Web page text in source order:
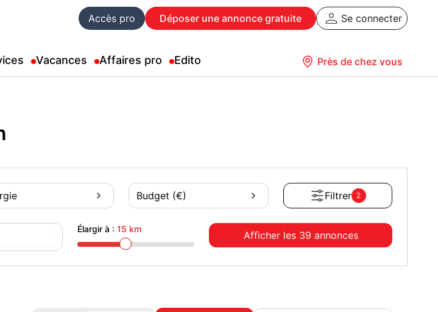
Accès pro Déposer une annonce gratuite Se connecter
Vacances Affaires pro Edito Près de chez vous
Budget (€) Filtrer 2
Élargir à : 15 km
Afficher les 39 annonces